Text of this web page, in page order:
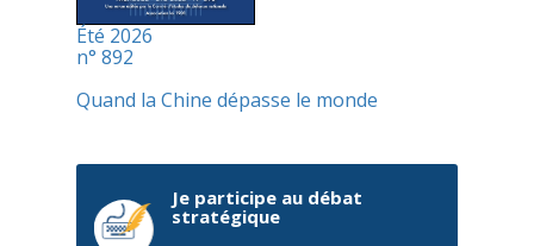
Été 2026
n° 892
Quand la Chine dépasse le monde
Je participe au débat
stratégique